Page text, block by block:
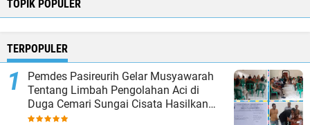
TOPIK POPULER
TERPOPULER
Pemdes Pasireurih Gelar Musyawarah
Tentang Limbah Pengolahan Aci di
Duga Cemari Sungai Cisata Hasilkan
Kesepakatan Tutup Sementara